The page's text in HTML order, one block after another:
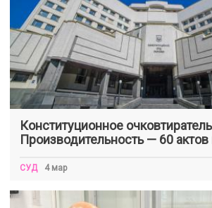
Конституционное
Производительность — 60
СУД 4 мар